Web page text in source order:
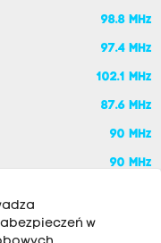
98.8 MHz
97.4 MHz
102.1 MHz
87.6 MHz
90 MHz
90 MHz
w